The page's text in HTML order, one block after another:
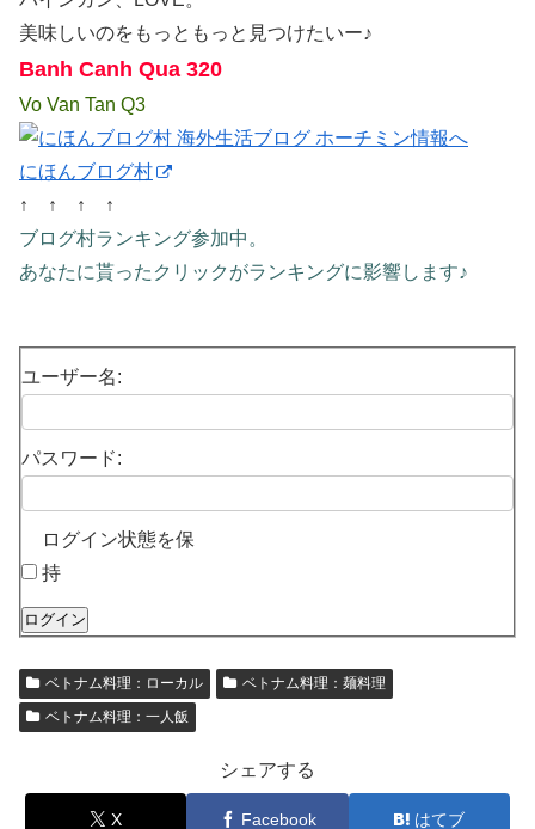
美味しいのをもっともっと見つけたいー♪
Banh Canh Qua 320
Vo Van Tan Q3
にほんブログ村
↑ ↑ ↑ ↑
ブログ村ランキング参加中。
あなたに貰ったクリックがランキングに影響します♪
ユーザー名:
パスワード:
ログイン状態を保
持
ログイン
ベトナム料理：ローカル
ベトナム料理：麺料理
ベトナム料理：一人飯
シェアする
X Facebook はてブ